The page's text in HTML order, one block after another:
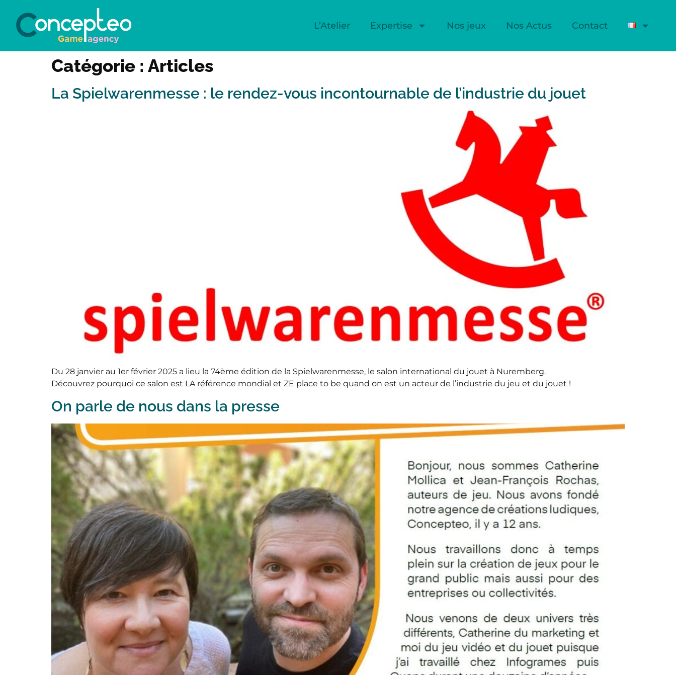
L’Atelier Expertise Nos jeux Nos Actus Contact
Catégorie : Articles
La Spielwarenmesse : le rendez-vous incontournable de l’industrie du jouet
Du 28 janvier au 1er février 2025 a lieu la 74ème édition de la Spielwarenmesse, le salon international du jouet à Nuremberg.
Découvrez pourquoi ce salon est LA référence mondial et ZE place to be quand on est un acteur de l’industrie du jeu et du jouet !
On parle de nous dans la presse